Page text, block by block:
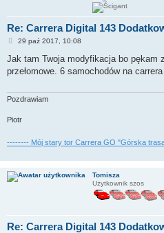
Re: Carrera Digital 143
P
s
29 paź 2017, 10:08
Jak tam Twoja modyfikacja bo pękam
przełomowe. 6 samochodów na
Pozdrawiam
Piotr
-------- Mój stary tor Carrera GO "Górska
Tomisza
Użytkownik szos
Re: Carrera Digital 143